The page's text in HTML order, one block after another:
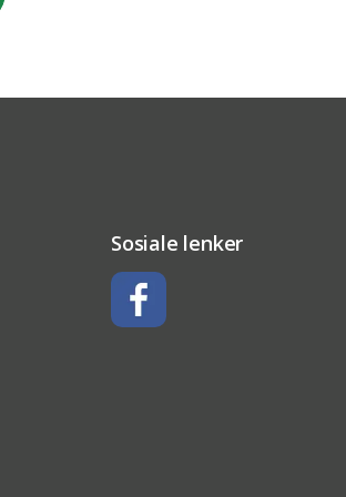
Sosiale lenker